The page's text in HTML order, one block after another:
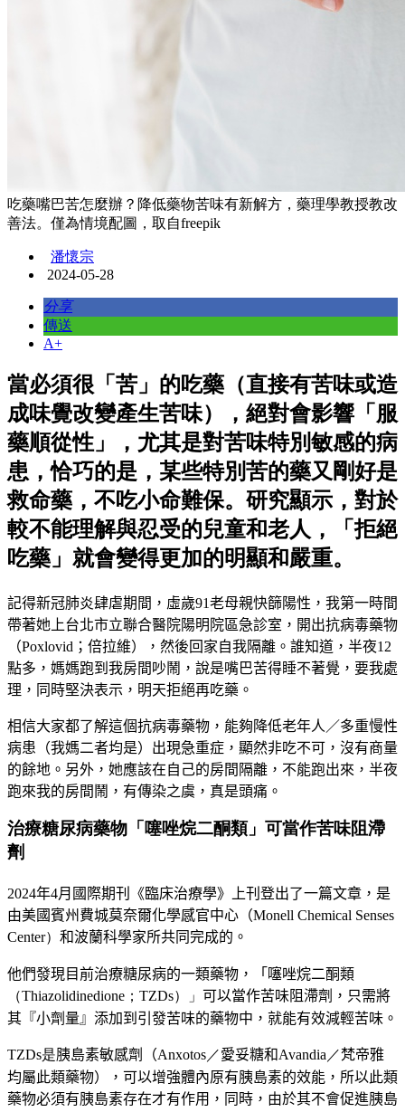
吃藥嘴巴苦怎麼辦？降低藥物苦味有新解方，藥理學教授教改
善法。僅為情境配圖，取自freepik
潘懷宗
2024-05-28
分享
傳送
A+
當必須很「苦」的吃藥（直接有苦味或造
成味覺改變產生苦味），絕對會影響「服
藥順從性」，尤其是對苦味特別敏感的病
患，恰巧的是，某些特別苦的藥又剛好是
救命藥，不吃小命難保。研究顯示，對於
較不能理解與忍受的兒童和老人，「拒絕
吃藥」就會變得更加的明顯和嚴重。
記得新冠肺炎肆虐期間，虛歲91老母親快篩陽性，我第一時間
帶著她上台北市立聯合醫院陽明院區急診室，開出抗病毒藥物
（Poxlovid ；倍拉維），然後回家自我隔離。誰知道，半夜12
點多，媽媽跑到我房間吵鬧，說是嘴巴苦得睡不著覺，要我處
理，同時堅決表示，明天拒絕再吃藥。
相信大家都了解這個抗病毒藥物，能夠降低老年人／多重慢性
病患（我媽二者均是）出現急重症，顯然非吃不可，沒有商量
的餘地。另外，她應該在自己的房間隔離，不能跑出來，半夜
跑來我的房間鬧，有傳染之虞，真是頭痛。
治療糖尿病藥物「噻唑烷二酮類」可當作苦味阻滯
劑
2024年4月國際期刊《臨床治療學》上刊登出了一篇文章，是
由美國賓州費城莫奈爾化學感官中心（Monell Chemical Senses
Center） 和波蘭科學家所共同完成的。
他們發現目前治療糖尿病的一類藥物，「噻唑烷二酮類
（Thiazolidinedione；TZDs）」 可以當作苦味阻滯劑，只需將
其『小劑量』添加到引發苦味的藥物中，就能有效減輕苦味。
TZDs是胰島素敏感劑（Anxotos／愛妥糖和Avandia ／梵帝雅
均屬此類藥物），可以增強體內原有胰島素的效能，所以此類
藥物必須有胰島素存在才有作用，同時，由於其不會促進胰島